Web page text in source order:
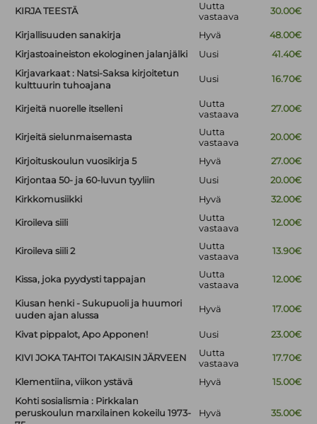
KIRJA TEESTÄ
Uutta
vastaava
30.00€
Kirjallisuuden sanakirja Hyvä
48.00€
Kirjastoaineiston ekologinen jalanjälki
Uusi
41.40€
Kirjavarkaat : Natsi-Saksa kirjoitetun
kulttuurin tuhoajana
Uusi 16.70€
Kirjeitä nuorelle itselleni
Uutta
vastaava
27.00€
Kirjeitä sielunmaisemasta
Uutta
vastaava
20.00€
Kirjoituskoulun vuosikirja 5 Hyvä
27.00€
Kirjontaa 50- ja 60-luvun tyyliin
Uusi
20.00€
Kirkkomusiikki
Hyvä 32.00€
Kiroileva siili
Uutta
vastaava
12.00€
Kiroileva siili 2
Uutta
vastaava
13.90€
Kissa, joka pyydysti tappajan
Uutta
vastaava
12.00€
Kiusan henki - Sukupuoli ja huumori
uuden ajan alussa
Hyvä 17.00€
Kivat pippalot, Apo Apponen! Uusi 23.00€
KIVI JOKA TAHTOI TAKAISIN JÄRVEEN
Uutta
vastaava
17.70€
Klementiina, viikon ystävä Hyvä
15.00€
Kohti sosialismia : Pirkkalan
peruskoulun marxilainen kokeilu 1973-
Hyvä 35.00€